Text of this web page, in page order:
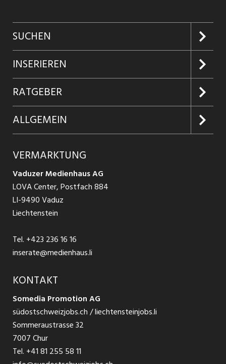
SUCHEN
Jobs suchen
Jobabo
Firmen entdecken
Jobs in Graubünden
Jobs in St. Gallen
Jobs in Glarus
Jobs in der Südostschweiz
Temporär Jobs
Teilzeit Jobs
Praktikum
INSERIEREN
Kundenlogin
Inserieren
Produkte
Schnittstelle
RATGEBER
Glossar
Ratgeber Bewerbung / Rekrutierung
ALLGEMEIN
AGB
Datenschutzbestimmungen
Nutzungsbedingungen
Impressum
VERMARKTUNG
Vaduzer Medienhaus AG
LOVA Center, Postfach 884
LI-9490 Vaduz
Liechtenstein
Tel. +423 236 16 16
inserate@medienhaus.li
KONTAKT
Somedia Promotion AG
südostschweizjobs.ch / liechtensteinjobs.li
Sommeraustrasse 32
7007 Chur
Tel. +41 81 255 58 11